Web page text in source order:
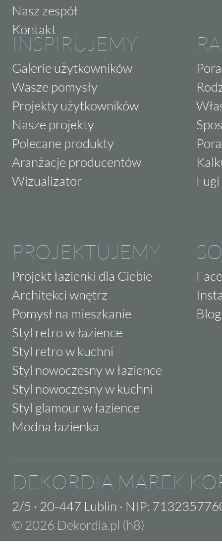
Nasz zespół
Kontakt
INSPIRUJEMY
Galerie użytkowników
Wasze pomysły
Projekty użytkowników
Nasze projekty
Polecane produkty
Aranżacje producentów
Wizualizator
PROJEKTUJEMY
Projekt łazienki dla Ciebie
Architekci wnętrz
Pomysł na mieszkanie
Styl retro w łazience
Styl retro w kuchni
Styl nowoczesny w łazience
Styl nowoczesny w kuchni
Styl glamour w łazience
Modna łazienka
Blog
DEKORDIA MAREK
2/5 · 20-447 Lublin · NIP:
© 2026 Dekordia.pl (h8)